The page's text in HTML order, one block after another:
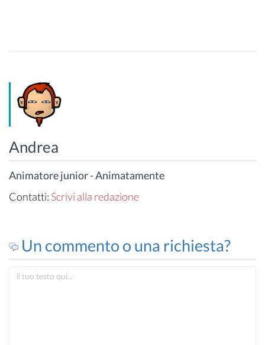
Andrea
Animatore junior - Animatamente
Contatti: Scrivi alla redazione
Un commento o una richiesta?